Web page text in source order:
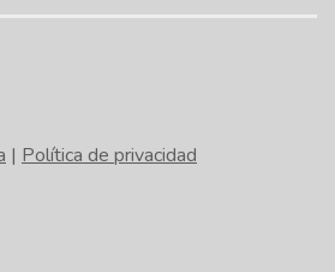
| Política de privacidad